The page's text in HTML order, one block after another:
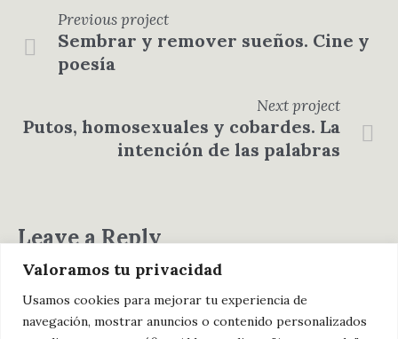
Valoramos tu privacidad
Usamos cookies para mejorar tu experiencia de
navegación, mostrar anuncios o contenido personalizados
Previousproject
Sembrar y remover sueños. Cine y
poesía
Nextproject
Putos, homosexuales y cobardes. La
intención de las palabras
Leave a Reply